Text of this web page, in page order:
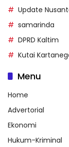
Update
samarinda
DPRD Kaltim
Kutai
Menu
Home
Advertorial
Ekonomi
Hukum-Kriminal